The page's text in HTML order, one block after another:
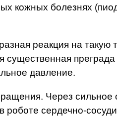
кожных болезнях
реакция на такую
существенная
давление.
Через сильное
сердечно-